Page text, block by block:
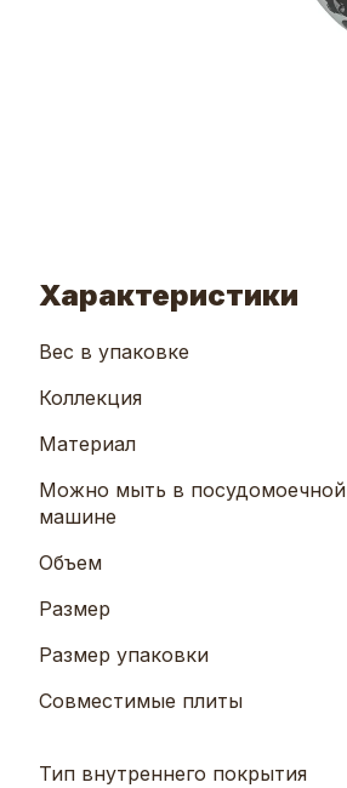
Характеристики
Вес в упаковке
Коллекция
Материал
Можно мыть в посудомоечной
машине
Объем
Размер
Размер упаковки
Совместимые плиты
Тип внутреннего покрытия